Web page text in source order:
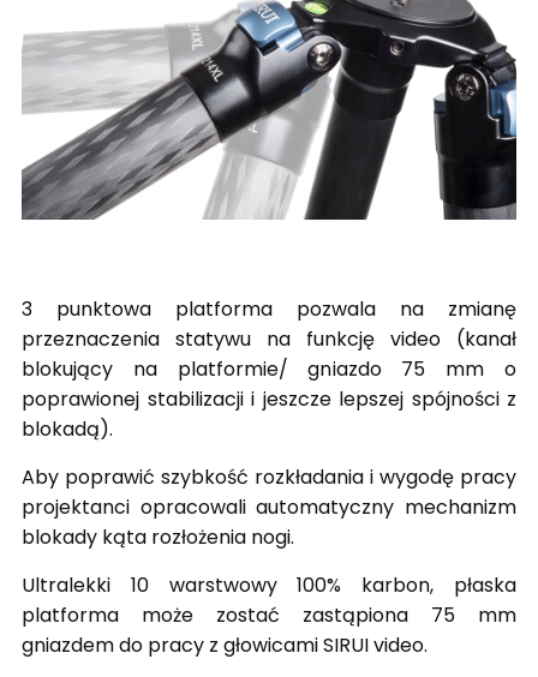
3 punktowa platforma pozwala na zmianę
przeznaczenia statywu na funkcję video (kanał
blokujący na platformie/ gniazdo 75 mm o
poprawionej stabilizacji i jeszcze lepszej spójności z
blokadą).
Aby poprawić szybkość rozkładania i wygodę pracy
projektanci opracowali automatyczny mechanizm
blokady kąta rozłożenia nogi.
Ultralekki 10 warstwowy 100% karbon, płaska
platforma może zostać zastąpiona 75 mm
gniazdem do pracy z głowicami SIRUI video.